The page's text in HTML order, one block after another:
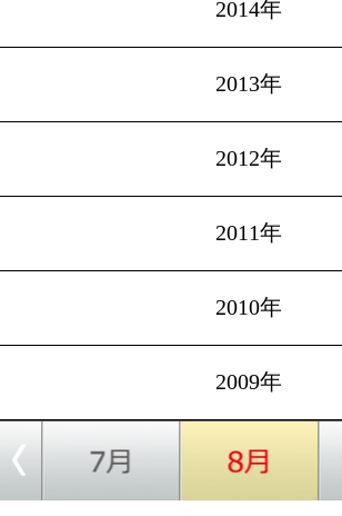
2022年
2021年
2020年
2019年
2017年